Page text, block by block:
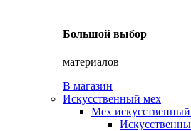
Большой выбор
материалов
В магазин
Искусственный мех
Мех